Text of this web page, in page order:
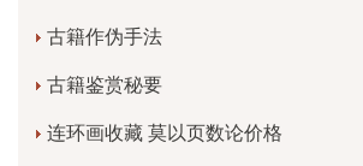
古籍作伪手法
古籍鉴赏秘要
连环画收藏 莫以页数论价格